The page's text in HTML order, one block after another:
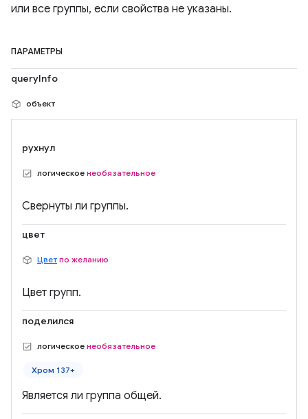
или все группы, если свойства не указаны.
ПАРАМЕТРЫ
queryInfo
объект
рухнул
логическое необязательное
Свернуты ли группы.
цвет
Цвет по желанию
Цвет групп.
поделился
логическое необязательное
Хром 137+
Является ли группа общей.